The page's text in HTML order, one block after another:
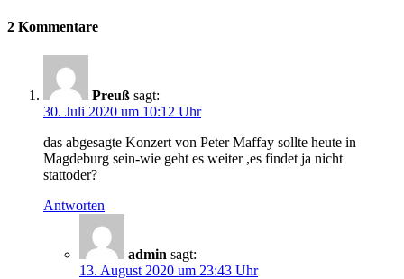
2 Kommentare
Preuß sagt:
30. Juli 2020 um 10:12 Uhr
das abgesagte Konzert von Peter Maffay sollte heute in
Magdeburg sein-wie geht es weiter ,es findet ja nicht
stattoder?
Antworten
admin sagt:
13. August 2020 um 23:43 Uhr